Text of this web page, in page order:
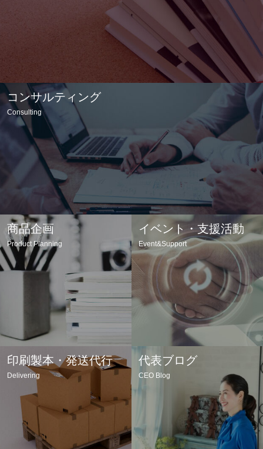
コンサルティング
Consulting
商品企画
Product Planning
イベント・支援活動
Event&Support
印刷製本・発送代行
Delivering
代表ブログ
CEO Blog